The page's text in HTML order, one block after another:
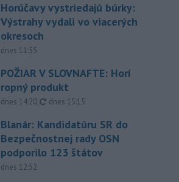
Horúčavy vystriedajú búrky:
Výstrahy vydali vo viacerých
okresoch
dnes 11:55
POŽIAR V SLOVNAFTE: Horí
ropný produkt
dnes 14:20, aktualizované
dnes 15:15
Blanár: Kandidatúru SR do
Bezpečnostnej rady OSN
podporilo 123 štátov
dnes 12:52